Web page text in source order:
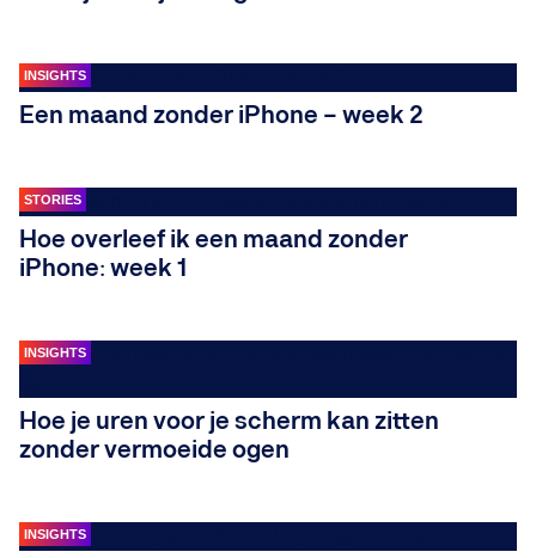
INSIGHTS
Een maand zonder iPhone – week 2
STORIES
Hoe overleef ik een maand zonder
iPhone: week 1
INSIGHTS
Hoe je uren voor je scherm kan zitten
zonder vermoeide ogen
INSIGHTS